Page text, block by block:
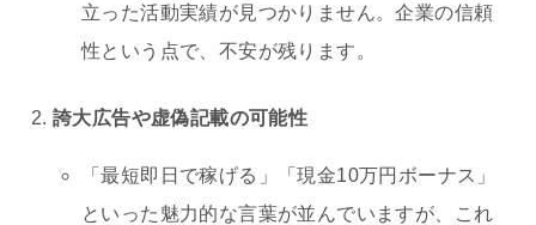
立った活動実績が見つかりません。企業の信頼
性という点で、不安が残ります。
誇大広告や虚偽記載の可能性
「最短即日で稼げる」「現金10万円ボーナス」
といった魅力的な言葉が並んでいますが、これ